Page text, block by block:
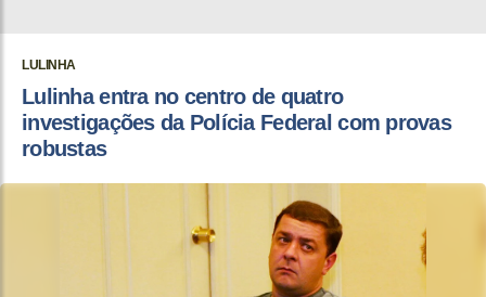
LULINHA
Lulinha entra no centro de quatro
investigações da Polícia Federal com provas
robustas